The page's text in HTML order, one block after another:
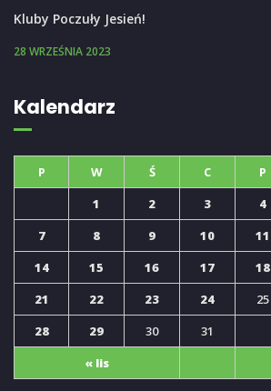
Kluby Poczuły Jesień!
28 WRZEŚNIA 2023
Kalendarz
P W Ś C P
« lis
1 2 3 4
7
8 9 10 11
14
15 16 17 18
21
22 23 24 25
28
29 30 31